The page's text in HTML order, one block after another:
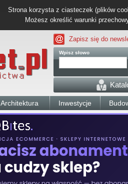
Strona korzysta z ciasteczek (plików
Możesz określić warunki
Zapisz się do
Wpisz słowo
Architektura Inwestycje